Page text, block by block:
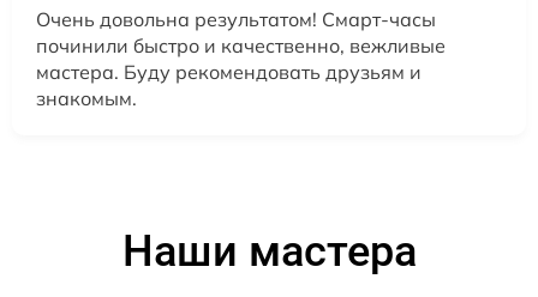
Очень довольна результатом! Смарт-часы
починили быстро и качественно, вежливые
мастера. Буду рекомендовать друзьям и
знакомым.
Наши мастера